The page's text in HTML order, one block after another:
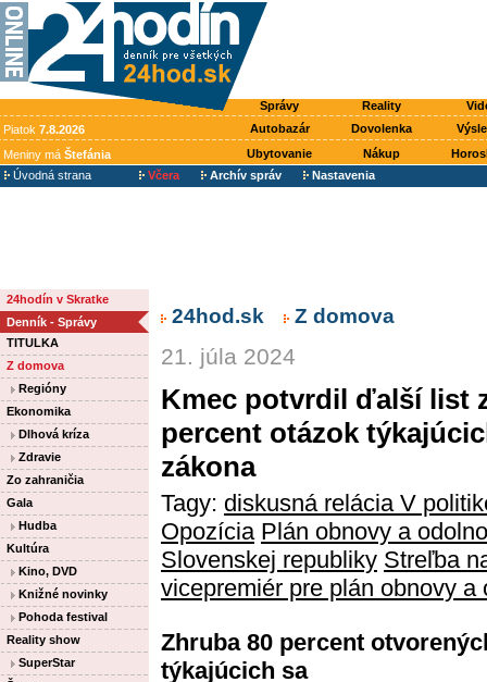
Správy Reality
Piatok 7.8.2026 Autobazár Dovolenka
Meniny má Štefánia Ubytovanie Nákup
Úvodná strana
Včera Archív správ Nastavenia
24hodín v Skratke
Denník - Správy
TITULKA
Z domova
Regióny
Ekonomika
Dlhová kríza
Zdravie
Zo zahraničia
Gala
Hudba
Kultúra
Kino, DVD
Knižné novinky
Pohoda festival
Reality show
SuperStar
24hod.sk Z domova
21. júla 2024
Kmec potvrdil ďalší list
percent otázok
zákona
Tagy: diskusná relácia V
Opozícia Plán obnovy a
Slovenskej republiky Streľba
vicepremiér pre plán obnovy
Zhruba 80 percent
týkajúcich sa